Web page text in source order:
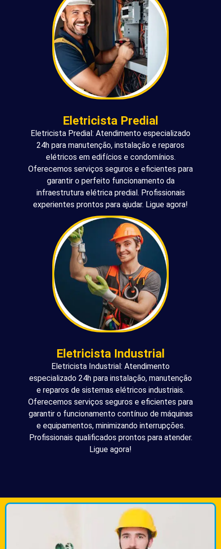
Eletricista Predial
Eletricista Predial: Atendimento especializado
24h para manutenção, instalação e reparos
elétricos em edifícios e condomínios.
Oferecemos serviços seguros e eficientes para
garantir o perfeito funcionamento da
infraestrutura elétrica predial. Profissionais
experientes prontos para ajudar. Ligue agora!
Eletricista Industrial
Eletricista Industrial: Atendimento
especializado 24h para instalação, manutenção
e reparos de sistemas elétricos industriais.
Oferecemos serviços seguros e eficientes para
garantir o funcionamento contínuo de máquinas
e equipamentos, minimizando interrupções.
Profissionais qualificados prontos para atender.
Ligue agora!